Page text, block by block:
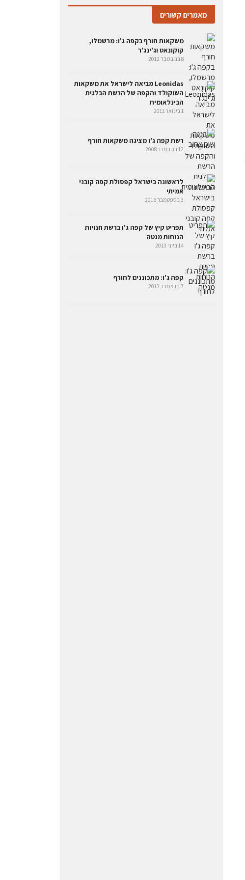
מאמרים קשורים
משקאות חורף בקפה ג'ו: מרשמלו,
קוקונאט וג'ינג'ר
8 בנובמבר 2012
Leonidas מביאה לישראל את משקאות
השוקולד והקפה של הרשת הבלגית
הבינלאומית
1 בינואר 2011
רשת קפה ג'ו מציגה משקאות חורף
12 בנובמבר 2008
לראשונה בישראל קפסולת קפה קובני
אמיתי
3 בספטמבר 2016
תפריט קיץ של קפה ג'ו ברשת חנויות
הנוחות מנטה
14 ביוני 2013
קפה ג'ו: מתכוננים לחורף
7 בדצמבר 2013